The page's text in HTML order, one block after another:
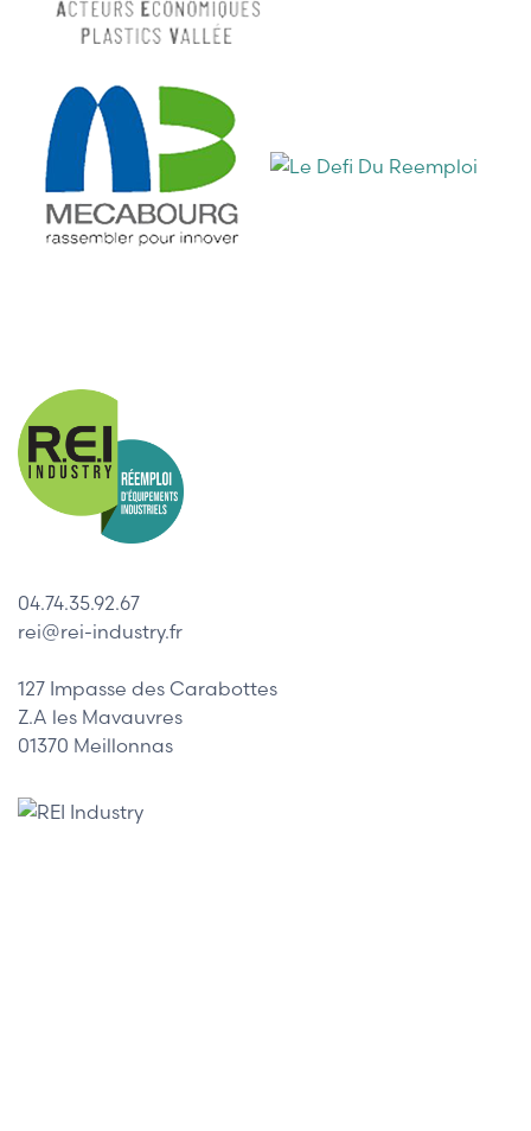
04.74.35.92.67
rei@rei-industry.fr
127 Impasse des Carabottes
Z.A les Mavauvres
01370 Meillonnas